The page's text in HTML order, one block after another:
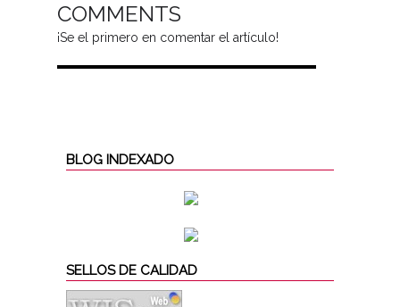
COMMENTS
¡Se el primero en comentar el artículo!
BLOG INDEXADO
SELLOS DE CALIDAD